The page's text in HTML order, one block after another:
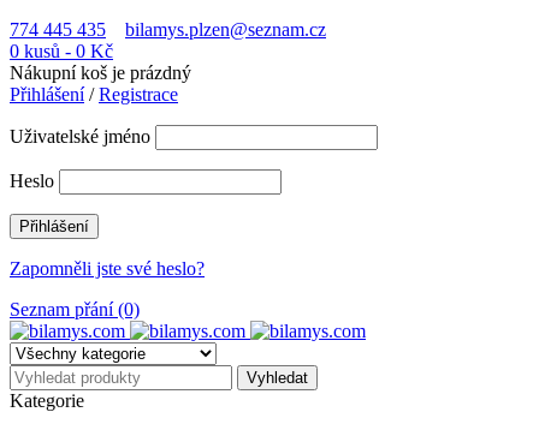
774 445 435
bilamys.plzen@seznam.cz
0 kusů - 0 Kč
Nákupní koš je prázdný
Přihlášení/Registrace
Uživatelské jméno
Heslo
Zapomněli jste své heslo?
Seznam přání (0)
Kategorie